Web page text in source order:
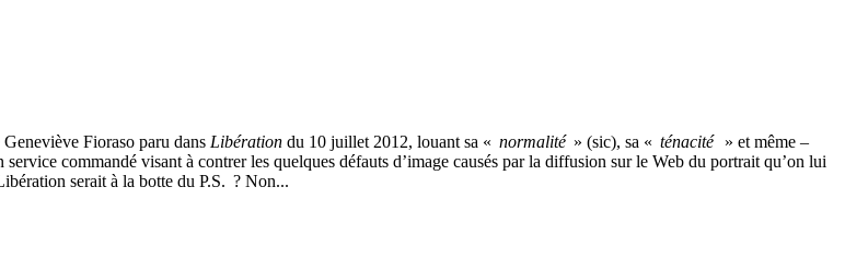
Fioraso paru dans Libération du 10 juillet 2012, louant sa « normalité» (sic), sa « ténacité » et même –
service commandé visant à contrer les quelques défauts d’image causés par la diffusion sur le Web du portrait qu’on lui
serait à la botte du P.S. ? Non...